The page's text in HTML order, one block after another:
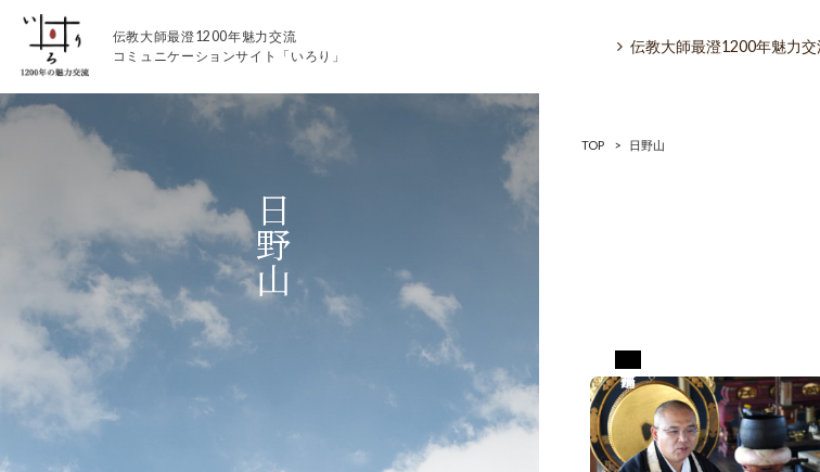
伝教大師最澄1200年魅力交流
コミュニケーションサイト「いろり」
伝教大師最澄1200年魅力交
伝教大師最澄1200年魅力交流
いろりとは
探訪「1200年の魅力交
日本文化を探る
日野山
TOP > 日野山